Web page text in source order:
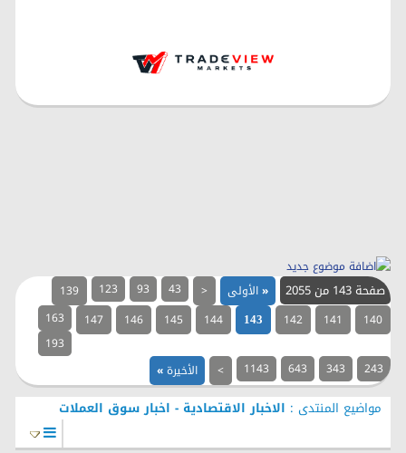
صفحة 143 من 2055 «الأولى <
43
93
123
139
140
141
142
143
144
145
146
147
163
193
243
343
643
1143
> الأخيرة»
مواضيع المنتدى : الاخبار الاقتصادية - اخبار سوق العملات